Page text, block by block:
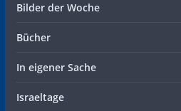
Bilder der Woche
Bücher
In eigener Sache
Israeltage